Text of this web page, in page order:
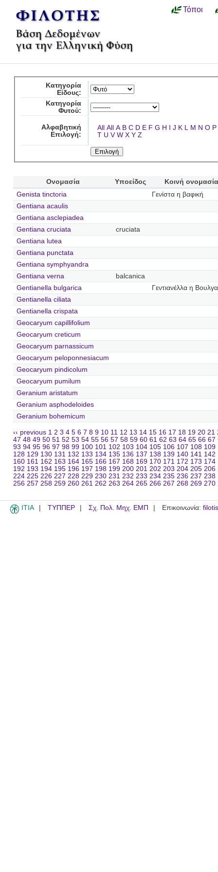
Τόποι
Κατηγορία
Είδους:
Κατηγορία
Φυτού:
Αλφαβητική
Επιλογή:
All All A B C D E F G H I J K L M N O P
T U V W X Y Z
Ονομασία Υποείδος
Κοινή ονομασία
Genista tinctoria
Γενίστα η βαφική
Gentiana acaulis
Gentiana asclepiadea
Gentiana cruciata
cruciata
Gentiana lutea
Gentiana punctata
Gentiana symphyandra
Gentiana verna
balcanica
Gentianella bulgarica
Γεντιανέλλα η
Gentianella ciliata
Gentianella crispata
Geocaryum capillifolium
Geocaryum creticum
Geocaryum parnassicum
Geocaryum peloponnesiacum
Geocaryum pindicolum
Geocaryum pumilum
Geranium aristatum
Geranium asphodeloides
Geranium bohemicum
‹‹ previous 1 2 3 4 5 6 7 8 9 10 11 12 13 14 15 16 17 18 19 20 21
47 48 49 50 51 52 53 54 55 56 57 58 59 60 61 62 63 64 65 66 67
93 94 95 96 97 98 99 100 101 102 103 104 105 106 107 108 109
128 129 130 131 132 133 134 135 136 137 138 139 140 141 142
160 161 162 163 164 165 166 167 168 169 170 171 172 173 174
192 193 194 195 196 197 198 199 200 201 202 203 204 205 206
224 225 226 227 228 229 230 231 232 233 234 235 236 237 238
256 257 258 259 260 261 262 263 264 265 266 267 268 269 270
ITIA ΤΥΠΠΕΡ Σχ. Πολ. Μηχ. ΕΜΠ Επικοινωνία: